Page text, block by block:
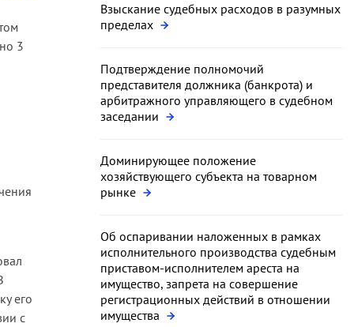
3
его
с
Взыскание судебных расходов в разумных
пределах
Подтверждение полномочий
представителя должника (банкрота) и
арбитражного управляющего в судебном
заседании
Доминирующее положение
хозяйствующего субъекта на товарном
рынке
Об оспаривании наложенных в рамках
исполнительного производства судебным
приставом-исполнителем ареста на
имущество, запрета на совершение
регистрационных действий в отношении
имущества